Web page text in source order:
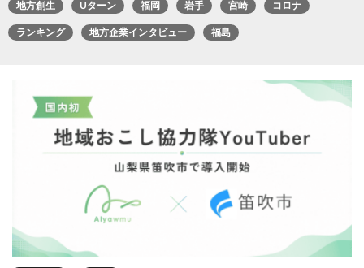
地方創生 Uターン 福岡 岩手 宮崎 コロナ
ランキング 地方企業インタビュー 福島